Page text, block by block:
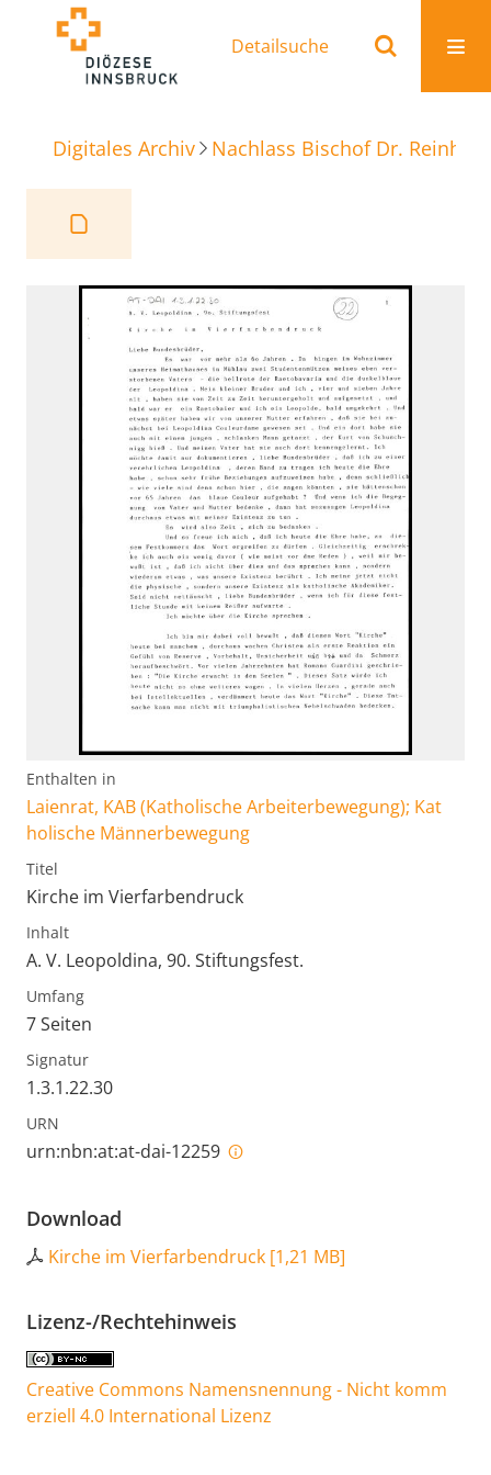
Detailsuche
Digitales Archiv Nachlass Bischof Dr.
Enthalten in
Laienrat, KAB (Katholische Arbeiterbewegung); Kat
holische Männerbewegung
Titel
Kirche im Vierfarbendruck
Inhalt
A. V. Leopoldina, 90. Stiftungsfest.
Umfang
7 Seiten
Signatur
1.3.1.22.30
URN
urn:nbn:at:at-dai-12259
Download
Kirche im Vierfarbendruck [1,21 MB]
Lizenz-/Rechtehinweis
Creative Commons Namensnennung - Nicht komm
erziell 4.0 International Lizenz